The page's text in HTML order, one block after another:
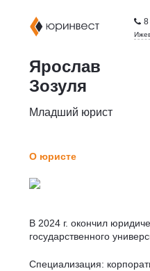
8
Ярослав
Зозуля
Младший юрист
О юристе
В 2024 г. окончил
государственного
Специализация: